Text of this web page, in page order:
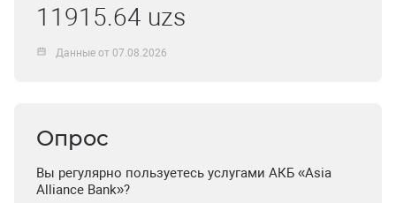
11915.64 uzs
Данные от 07.08.2026
Опрос
Вы регулярно пользуетесь услугами АКБ «Asia
Alliance Bank»?